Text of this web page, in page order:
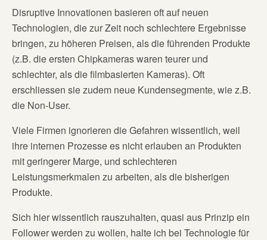
Disruptive Innovationen basieren oft auf neuen
Technologien, die zur Zeit noch schlechtere Ergebnisse
bringen, zu höheren Preisen, als die führenden Produkte
(z.B. die ersten Chipkameras waren teurer und
schlechter, als die filmbasierten Kameras). Oft
erschliessen sie zudem neue Kundensegmente, wie z.B.
die Non-User.
Viele Firmen ignorieren die Gefahren wissentlich, weil
ihre internen Prozesse es nicht erlauben an Produkten
mit geringerer Marge, und schlechteren
Leistungsmerkmalen zu arbeiten, als die bisherigen
Produkte.
Sich hier wissentlich rauszuhalten, quasi aus Prinzip ein
Follower werden zu wollen, halte ich bei Technologie für